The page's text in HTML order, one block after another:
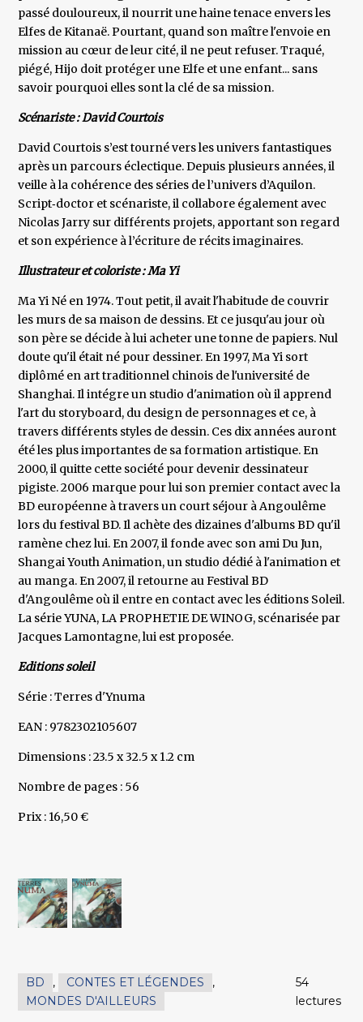
passé douloureux, il nourrit une haine tenace envers les
Elfes de Kitanaë. Pourtant, quand son maître l'envoie en
mission au cœur de leur cité, il ne peut refuser. Traqué,
piégé, Hijo doit protéger une Elfe et une enfant... sans
savoir pourquoi elles sont la clé de sa mission.
Scénariste : David Courtois
David Courtois s’est tourné vers les univers fantastiques
après un parcours éclectique. Depuis plusieurs années, il
veille à la cohérence des séries de l’univers d’Aquilon.
Script‑doctor et scénariste, il collabore également avec
Nicolas Jarry sur différents projets, apportant son regard
et son expérience à l’écriture de récits imaginaires.
Illustrateur et coloriste : Ma Yi
Ma Yi Né en 1974. Tout petit, il avait l'habitude de couvrir
les murs de sa maison de dessins. Et ce jusqu'au jour où
son père se décide à lui acheter une tonne de papiers. Nul
doute qu'il était né pour dessiner. En 1997, Ma Yi sort
diplômé en art traditionnel chinois de l'université de
Shanghai. Il intégre un studio d'animation où il apprend
l'art du storyboard, du design de personnages et ce, à
travers différents styles de dessin. Ces dix années auront
été les plus importantes de sa formation artistique. En
2000, il quitte cette société pour devenir dessinateur
pigiste. 2006 marque pour lui son premier contact avec la
BD européenne à travers un court séjour à Angoulême
lors du festival BD. Il achète des dizaines d'albums BD qu'il
ramène chez lui. En 2007, il fonde avec son ami Du Jun,
Shangai Youth Animation, un studio dédié à l'animation et
au manga. En 2007, il retourne au Festival BD
d'Angoulême où il entre en contact avec les éditions Soleil.
La série YUNA, LA PROPHETIE DE WINOG, scénarisée par
Jacques Lamontagne, lui est proposée.
Editions soleil
Série : Terres d'Ynuma
EAN : 9782302105607
Dimensions : 23.5 x 32.5 x 1.2 cm
Nombre de pages : 56
Prix : 16,50 €
BD , CONTES ET LÉGENDES
,
MONDES D'AILLEURS
54
lectures